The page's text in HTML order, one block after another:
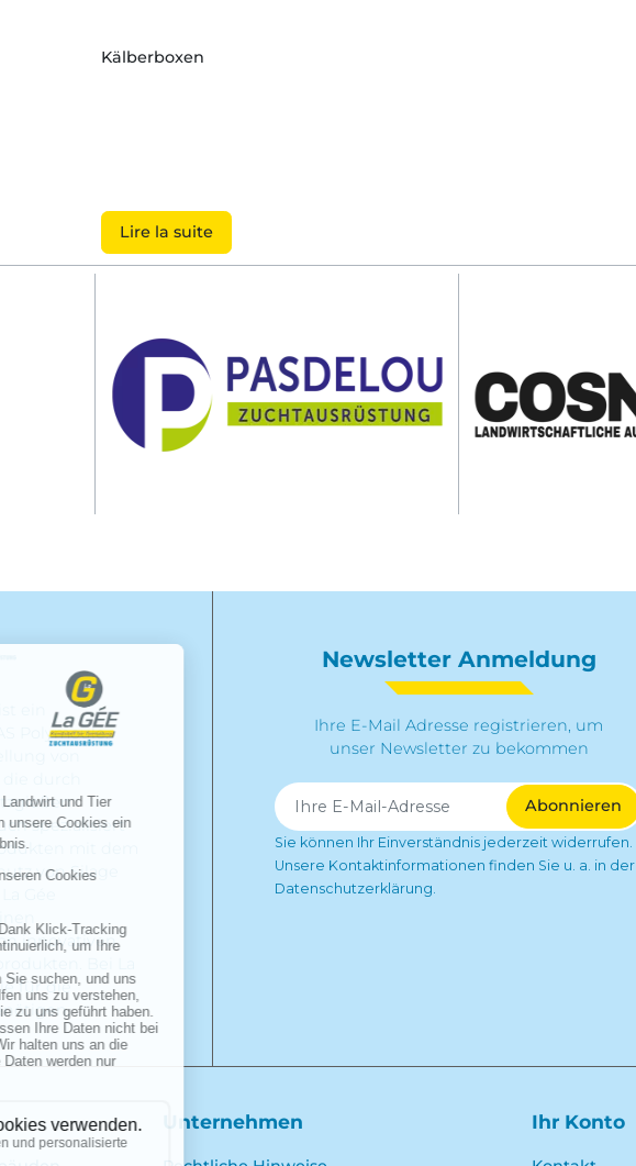
Kälberboxen
Lire la suite
ein
Polymoule.
von
durch
spezialisiert
mit dem
von Silage
Gée
innovativen
Bei La
für die
Newsletter Anmeldung
Ihre E-Mail Adresse registrieren, um
unser Newsletter zu bekommen
Sie können Ihr Einverständnis jederzeit widerrufen.
Unsere Kontaktinformationen finden Sie u. a. in der
Datenschutzerklärung.
Unternehmen Ihr Konto